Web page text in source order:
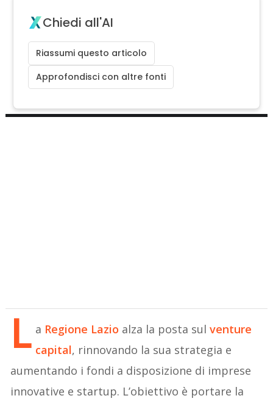
Chiedi all'AI
Riassumi questo articolo
Approfondisci con altre fonti
L a Regione Lazio alza la posta sulventure
capital, rinnovando la sua strategia e
aumentando i fondi a disposizione di imprese
innovative e startup. L’obiettivo è portare la